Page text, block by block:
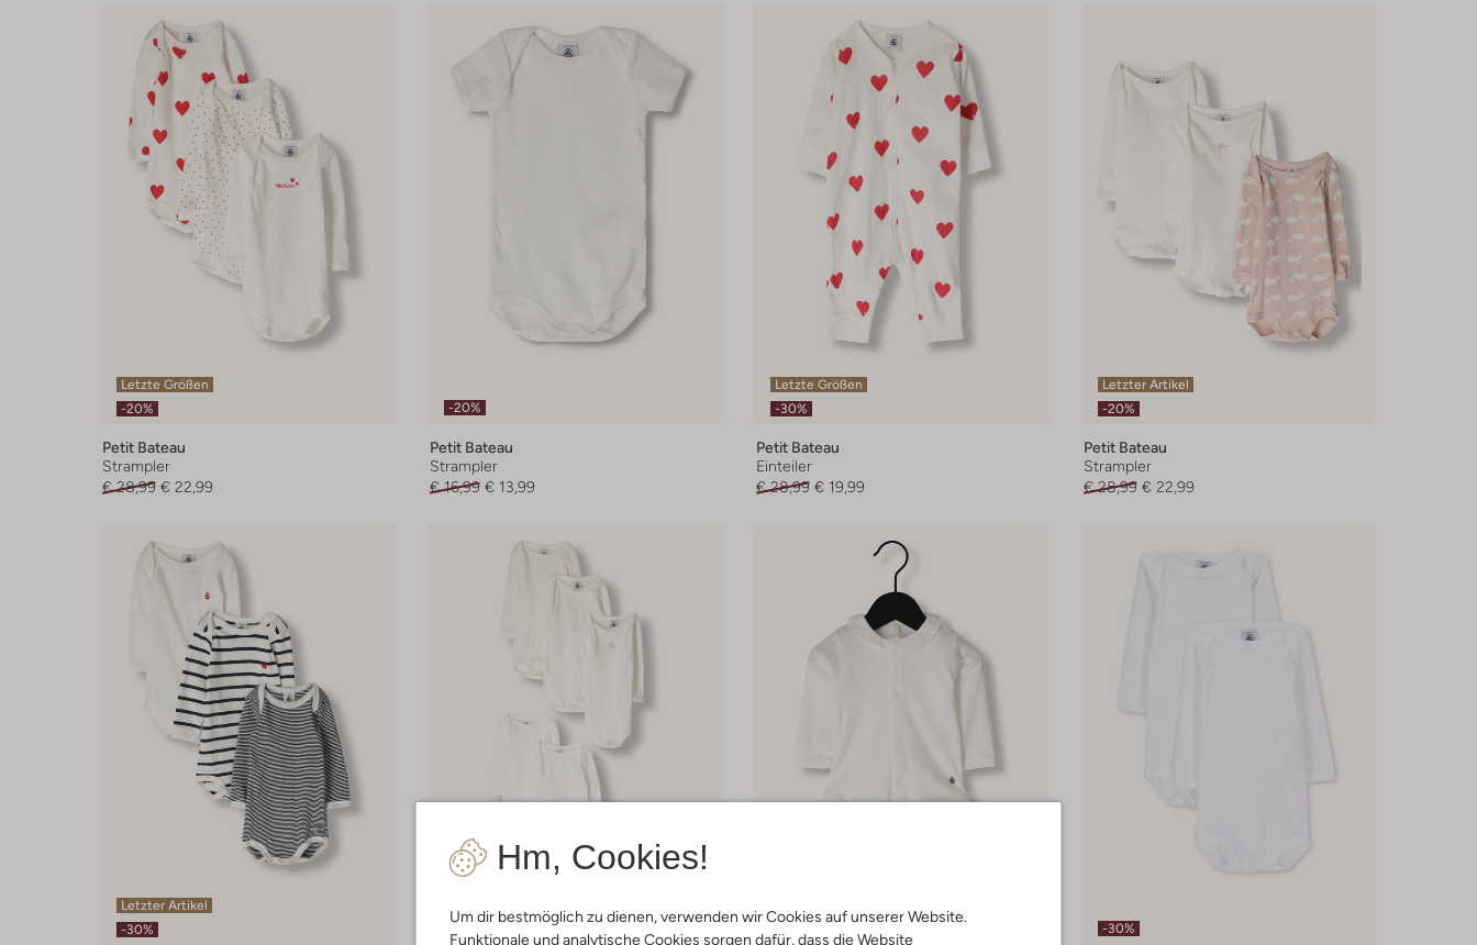
Hm, Cookies!
Um dir bestmöglich zu dienen, verwenden wir Cookies auf unserer Website.
Funktionale und analytische Cookies sorgen dafür, dass die Website
Letzte Größen
-20%
Petit Bateau
Strampler
€ 28,99 € 22,99
-20%
Petit Bateau
Strampler
€ 16,99 € 13,99
Letzte Größen
-30%
Petit Bateau
Einteiler
€ 28,99 € 19,99
Letzter Artikel
-20%
Petit Bateau
Strampler
€ 28,99 € 22,99
Letzter Artikel
-30%
-30%